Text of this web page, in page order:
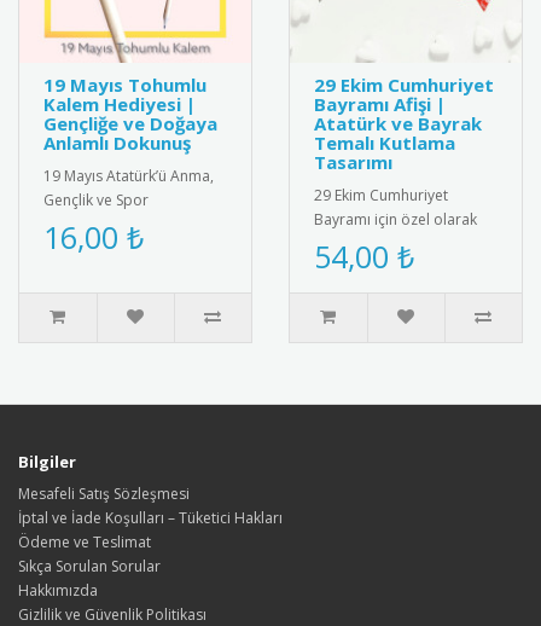
19 Mayıs Tohumlu
Kalem Hediyesi |
Gençliğe ve Doğaya
Anlamlı Dokunuş
19 Mayıs Atatürk’ü Anma,
Gençlik ve Spor
Bayramı’na özel olarak
tasarlanmış tohumlu
16,00 ₺
29 Ekim Cumhuriyet
Bayramı Afişi |
Atatürk ve Bayrak
Temalı Kutlama
Tasarımı
29 Ekim Cumhuriyet
Bayramı için özel olarak
tasarlanmış afiş. Türk
bayrağı ve Atatürk
silüetiyle süs..
54,00 ₺
Bilgiler
Mesafeli Satış Sözleşmesi
İptal ve İade Koşulları – Tüketici Hakları
Ödeme ve Teslimat
Sıkça Sorulan Sorular
Hakkımızda
Gizlilik ve Güvenlik Politikası